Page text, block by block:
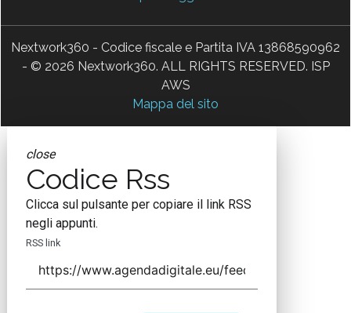
Nextwork360 - Codice fiscale e Partita IVA 13868590962
- © 2026 Nextwork360. ALL RIGHTS RESERVED. ISP
AWS
Mappa del sito
close
Codice Rss
Clicca sul pulsante per copiare il link RSS
negli appunti.
RSS link